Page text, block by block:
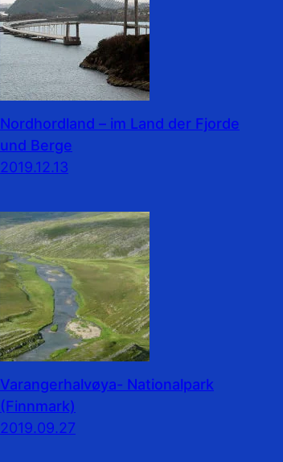
Nordhordland – im Land der Fjorde
und Berge
2019.12.13
Varangerhalvøya- Nationalpark
(Finnmark)
2019.09.27